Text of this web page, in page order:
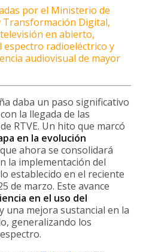
por el Ministerio de
Transformación Digital,
en abierto,
radioeléctrico y
audiovisual de mayor
daba un paso significativo
la llegada de las
RTVE. Un hito que marcó
en la evolución
ahora se consolidará
la implementación del
establecido en el reciente
de marzo. Este avance
en el uso del
y una mejora sustancial en la
generalizando los